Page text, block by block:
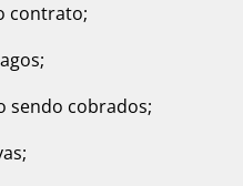
contrato;
sendo cobrados;